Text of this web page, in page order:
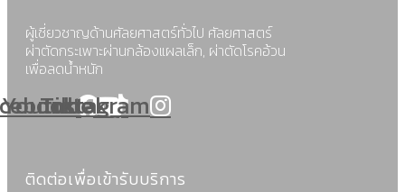
ผู้เชี่ยวชาญด้านศัลยศาสตร์ทั่วไป ศัลยศาสตร์
ผ่าตัดกระเพาะผ่านกล้องแผลเล็ก, ผ่าตัดโรคอ้วน
เพื่อลดน้ำหนัก
Youtube
Tiktok
Instagram
ติดต่อเพื่อเข้ารับบริการ